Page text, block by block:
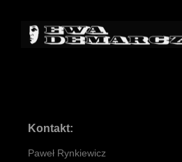
Kontakt:
Paweł Rynkiewicz